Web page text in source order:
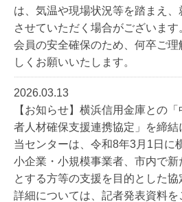
は、気温や現場状況等を踏まえ
させていただく場合がございます
会員の安全確保のため、何卒ご
しくお願いいたします。
2026.03.13
【お知らせ】横浜信用金庫との
者人材確保支援連携協定」を締結
当センターは、令和8年3月1日に
小企業・小規模事業者、市内で新
とする方等の支援を目的とした協
詳細については、記者発表資料を